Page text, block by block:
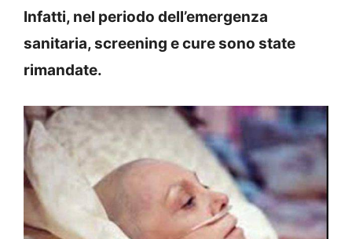
Infatti, nel periodo dell’emergenza
sanitaria, screening e cure sono state
rimandate.